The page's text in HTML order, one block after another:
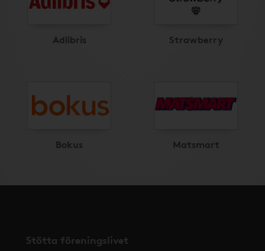
Adlibris Strawberry
Bokus Matsmart
Stötta föreningslivet